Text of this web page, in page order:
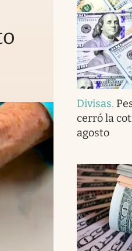
Divisas.
cerró la
agosto